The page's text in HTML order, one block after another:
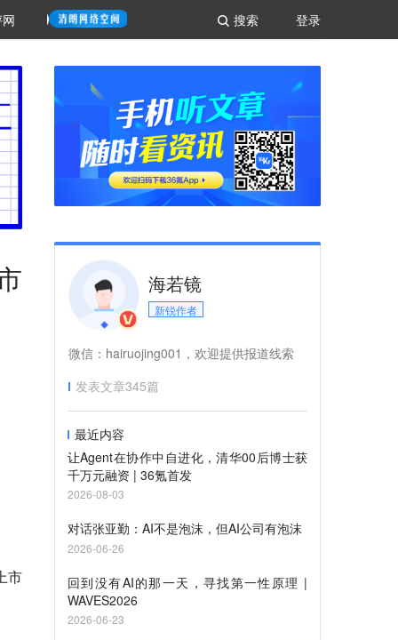
登录
搜索
市
海若镜
新锐作者
微信：hairuojing001，欢迎提供报道线索
发表文章345篇
最近内容
让Agent在协作中自进化，清华00后博士获
千万元融资 | 36氪首发
2026-08-03
对话张亚勤：AI不是泡沫，但AI公司有泡沫
2026-06-26
回到没有AI的那一天，寻找第一性原理 |
WAVES2026
2026-06-23